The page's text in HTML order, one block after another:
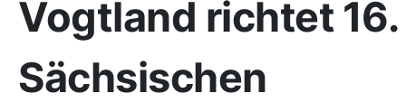
Vogtland richtet 16.
Sächsischen